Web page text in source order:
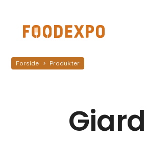
Forside Produkter